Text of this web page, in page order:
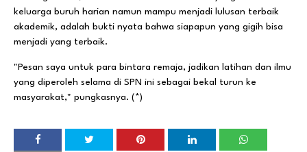
keluarga buruh harian namun mampu menjadi lulusan terbaik
akademik, adalah bukti nyata bahwa siapapun yang gigih bisa
menjadi yang terbaik.
"Pesan saya untuk para bintara remaja, jadikan latihan dan ilmu
yang diperoleh selama di SPN ini sebagai bekal turun ke
masyarakat," pungkasnya. (*)